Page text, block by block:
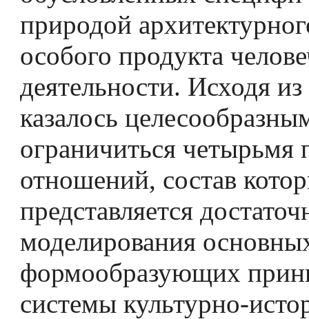
природой
особого продукта
деятельности. Исходя из
казалось
ограничиться четырьмя
отношений, состав
представляется
моделирования
формообразующих
системы культурно-